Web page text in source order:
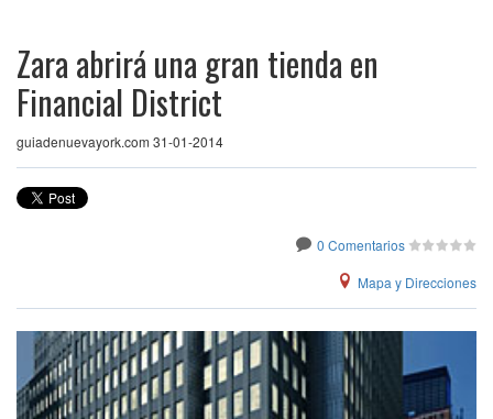
Zara abrirá una gran tienda en
Financial District
guiadenuevayork.com 31-01-2014
0 Comentarios
Mapa y Direcciones